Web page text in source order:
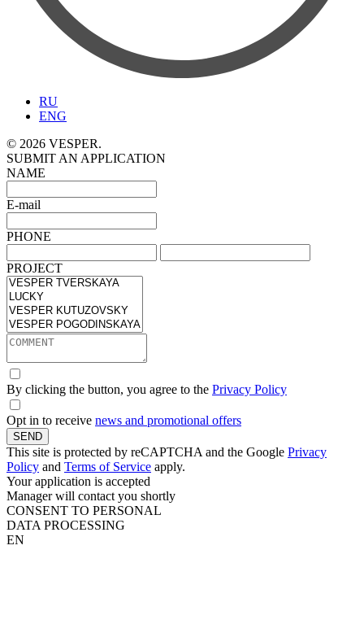
RU
ENG
© 2026 VESPER.
SUBMIT AN APPLICATION
NAME
E-mail
PHONE
PROJECT
By clicking the button, you agree to the Privacy Policy
Opt in to receive news and promotional offers
SEND
This site is protected by reCAPTCHA and the Google Privacy
Policy and Terms of Service apply.
Your application is accepted
Manager will contact you shortly
CONSENT TO PERSONAL
DATA PROCESSING
EN